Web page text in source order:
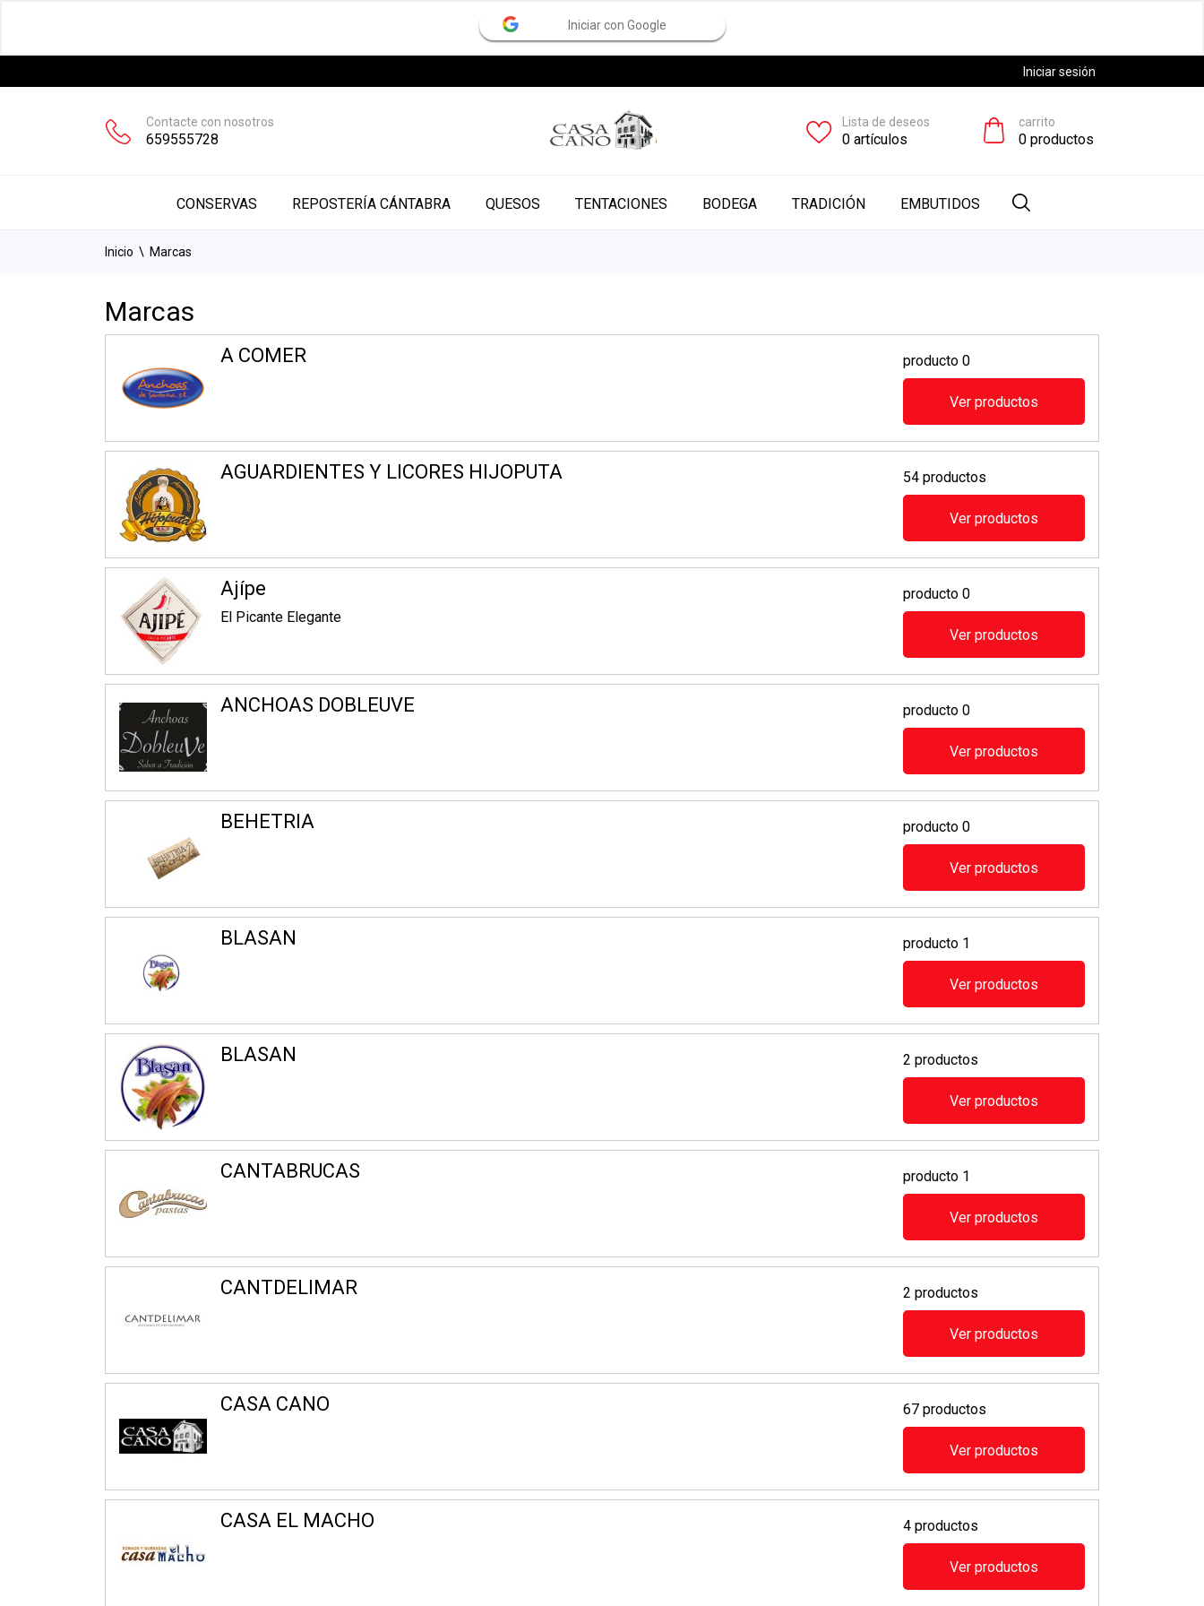
Iniciar con Google
Iniciar sesión
Contacte con nosotros
659555728
Lista de deseos
0 artículos
carrito
0productos
CONSERVAS REPOSTERÍA CÁNTABRA QUESOS TENTACIONES BODEGA TRADICIÓN EMBUTIDOS
Inicio Marcas
Marcas
A COMER producto 0
Ver productos
AGUARDIENTES Y LICORES HIJOPUTA 54 productos
Ver productos
Ajípe
El Picante Elegante
producto 0
Ver productos
ANCHOAS DOBLEUVE producto 0
Ver productos
BEHETRIA producto 0
Ver productos
BLASAN producto 1
Ver productos
BLASAN 2 productos
Ver productos
CANTABRUCAS producto 1
Ver productos
CANTDELIMAR 2 productos
Ver productos
CASA CANO 67 productos
Ver productos
CASA EL MACHO 4 productos
Ver productos